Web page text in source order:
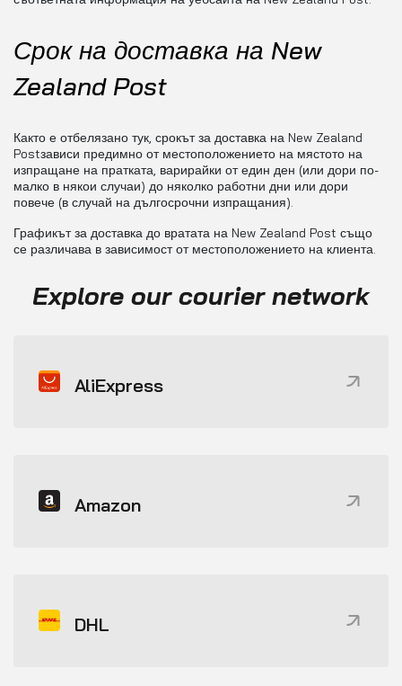
Срок на доставка на New
Zealand Post
Както е отбелязано тук, срокът за доставка на New Zealand
Postзависи предимно от местоположението на мястото на
изпращане на пратката, варирайки от един ден (или дори по-
малко в някои случаи) до няколко работни дни или дори
повече (в случай на дългосрочни изпращания).
Графикът за доставка до вратата на New Zealand Post също
се различава в зависимост от местоположението на клиента.
Explore our courier network
AliExpress
Amazon
DHL